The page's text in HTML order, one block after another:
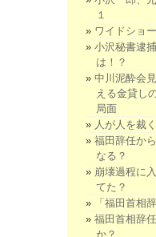
１
ワイドショ
小沢秘書逮
は！？
中川泥酔会
える金貸し
局面
人が人を裁
福田辞任か
なる？
崩壊過程に
てた？
「福田首相
福田首相辞
か？